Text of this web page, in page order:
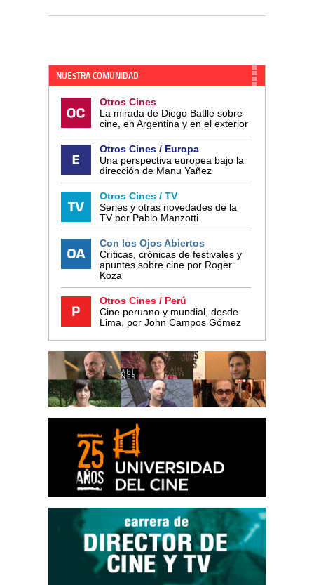
NUESTRA COMUNIDAD
Otros Cines
La mirada de Diego Batlle sobre
cine, en Argentina y en el exterior
Otros Cines / Europa
Una perspectiva europea bajo la
dirección de Manu Yañez
Otros Cines / TV
Series y otras novedades de la
TV por Pablo Manzotti
Con los Ojos Abiertos
Críticas, crónicas de festivales y
apuntes sobre cine por Roger
Koza
Otros Cines / Perú
Cine peruano y mundial, desde
Lima, por John Campos Gómez